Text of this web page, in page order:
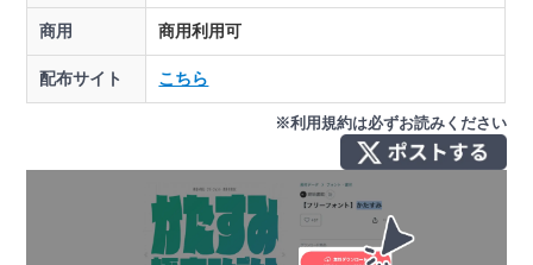
商用 商用利用可
配布サイト こちら
※利用規約は必ずお読みください